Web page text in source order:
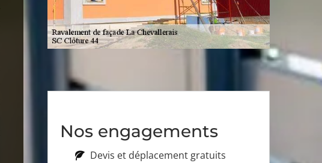
Nos engagements
Devis et déplacement gratuits